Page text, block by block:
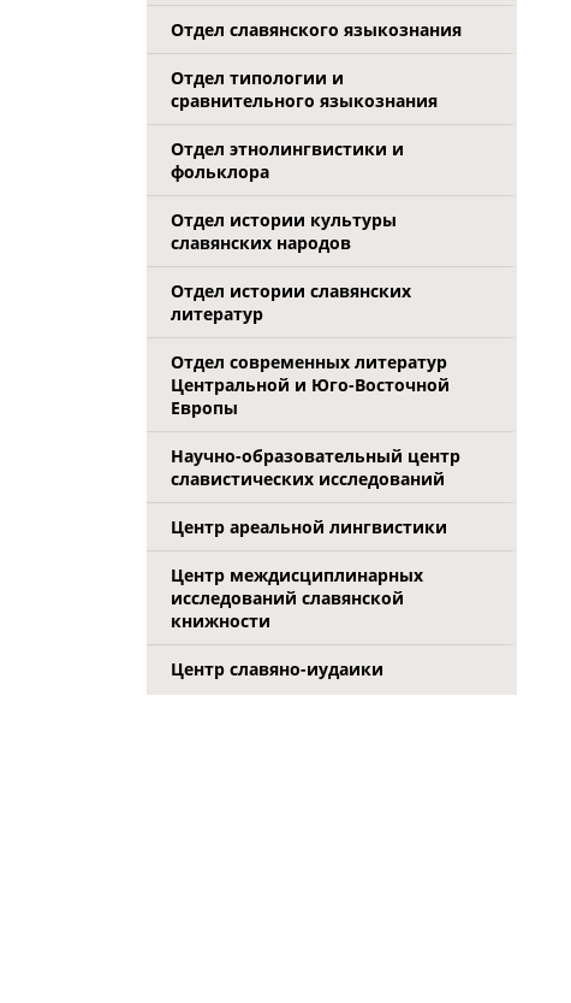
Отдел славянского языкознания
Отдел типологии и
сравнительного языкознания
Отдел этнолингвистики и
фольклора
Отдел истории культуры
славянских народов
Отдел истории славянских
литератур
Отдел современных литератур
Центральной и Юго-Восточной
Европы
Научно-образовательный центр
славистических исследований
Центр ареальной лингвистики
Центр междисциплинарных
исследований славянской
книжности
Центр славяно-иудаики